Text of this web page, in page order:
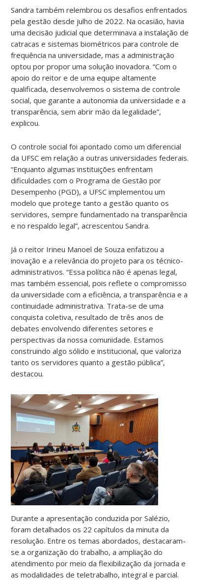
Sandra também relembrou os desafios enfrentados
pela gestão desde julho de 2022. Na ocasião, havia
uma decisão judicial que determinava a instalação de
catracas e sistemas biométricos para controle de
frequência na universidade, mas a administração
optou por propor uma solução inovadora. “Com o
apoio do reitor e de uma equipe altamente
qualificada, desenvolvemos o sistema de controle
social, que garante a autonomia da universidade e a
transparência, sem abrir mão da legalidade”,
explicou.
O controle social foi apontado como um diferencial
da UFSC em relação a outras universidades federais.
“Enquanto algumas instituições enfrentam
dificuldades com o Programa de Gestão por
Desempenho (PGD), a UFSC implementou um
modelo que protege tanto a gestão quanto os
servidores, sempre fundamentado na transparência
e no respaldo legal”, acrescentou Sandra.
Já o reitor Irineu Manoel de Souza enfatizou a
inovação e a relevância do projeto para os técnico-
administrativos. “Essa política não é apenas legal,
mas também essencial, pois reflete o compromisso
da universidade com a eficiência, a transparência e a
continuidade administrativa. Trata-se de uma
conquista coletiva, resultado de três anos de
debates envolvendo diferentes setores e
perspectivas da nossa comunidade. Estamos
construindo algo sólido e institucional, que valoriza
tanto os servidores quanto a gestão pública”,
destacou.
Durante a apresentação conduzida por Salézio,
foram detalhados os 22 capítulos da minuta da
resolução. Entre os temas abordados, destacaram-
se a organização do trabalho, a ampliação do
atendimento por meio da flexibilização da jornada e
as modalidades de teletrabalho, integral e parcial.